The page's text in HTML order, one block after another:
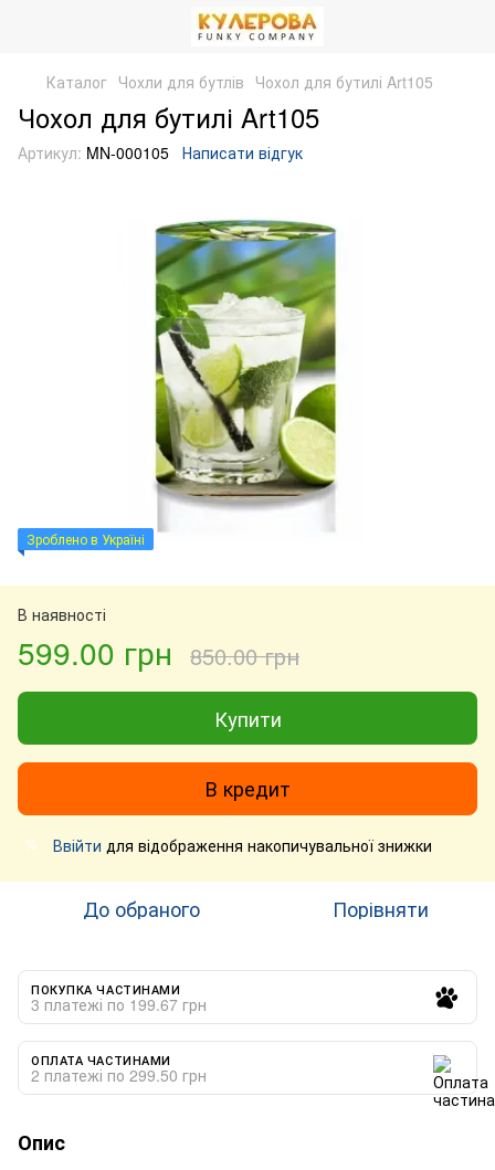
Каталог Чохли для бутлів Чохол для бутилі Art105
Чохол для бутилі Art105
Артикул: MN-000105 Написати відгук
Зроблено в Україні
В наявності
599.00 грн 850.00 грн
Купити
В кредит
% Ввійти для відображення накопичувальної знижки
До обраного Порівняти
ПОКУПКА ЧАСТИНАМИ
3 платежі по 199.67 грн
ОПЛАТА ЧАСТИНАМИ
2 платежі по 299.50 грн
Опис